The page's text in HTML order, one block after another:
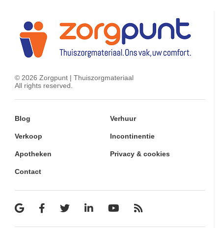
© 2026 Zorgpunt | Thuiszorgmateriaal
All rights reserved.
Blog Verhuur
Verkoop Incontinentie
Apotheken Privacy & cookies
Contact